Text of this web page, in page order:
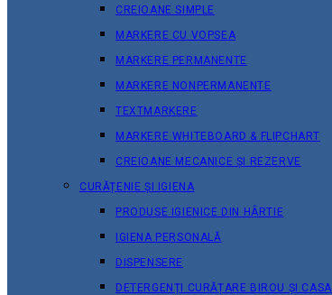
CREIOANE SIMPLE
MARKERE CU VOPSEA
MARKERE PERMANENTE
MARKERE NONPERMANENTE
TEXTMARKERE
MARKERE WHITEBOARD & FLIPCHART
CREIOANE MECANICE ȘI REZERVE
CURĂȚENIE ȘI IGIENA
PRODUSE IGIENICE DIN HÂRTIE
IGIENA PERSONALĂ
DISPENSERE
DETERGENȚI CURĂȚARE BIROU ȘI CASA